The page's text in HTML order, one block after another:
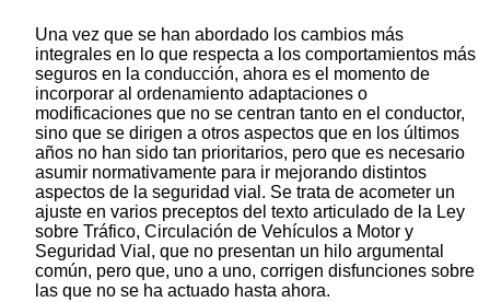
Una vez que se han abordado los cambios más
integrales en lo que respecta a los comportamientos más
seguros en la conducción, ahora es el momento de
incorporar al ordenamiento adaptaciones o
modificaciones que no se centran tanto en el conductor,
sino que se dirigen a otros aspectos que en los últimos
años no han sido tan prioritarios, pero que es necesario
asumir normativamente para ir mejorando distintos
aspectos de la seguridad vial. Se trata de acometer un
ajuste en varios preceptos del texto articulado de la Ley
sobre Tráfico, Circulación de Vehículos a Motor y
Seguridad Vial, que no presentan un hilo argumental
común, pero que, uno a uno, corrigen disfunciones sobre
las que no se ha actuado hasta ahora.